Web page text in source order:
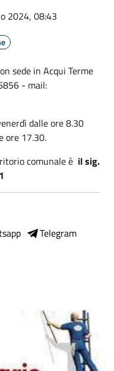
2024, 08:43
sede in Acqui Terme
- mail:
dalle ore 8.30
ore 17.30.
comunale è il sig.
Telegram